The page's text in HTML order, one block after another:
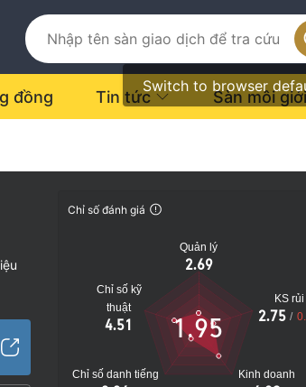
Switch to browser
đồng Tin tức Sàn môi giới
Chỉ số đánh giá
Quản lý
2.69
Chỉ số kỹ
thuật
4.51
Chỉ số danh tiếng Kinh doanh
KS
2.75 /
1.95